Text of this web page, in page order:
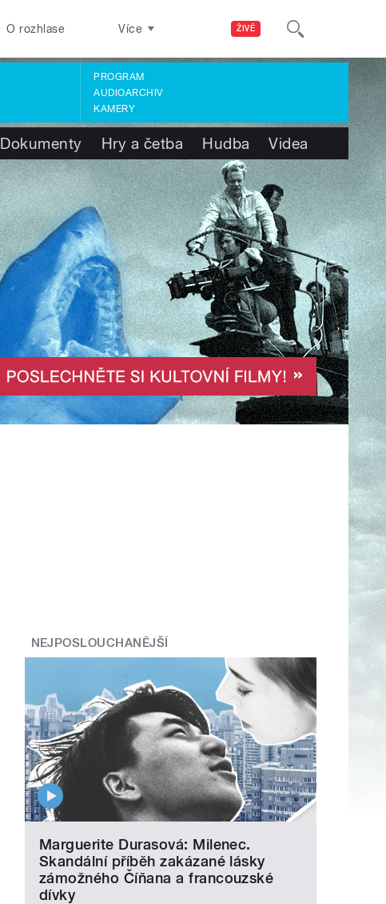
ŽIVĚ
O rozhlase Více
PROGRAM
AUDIOARCHIV
KAMERY
Dokumenty Hry a četba Hudba Videa
NEJPOSLOUCHANĚJŠÍ
Marguerite Durasová: Milenec.
Skandální příběh zakázané lásky
zámožného Číňana a francouzské
dívky